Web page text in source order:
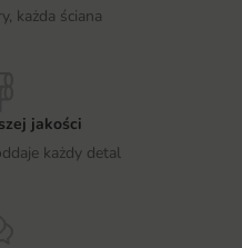
każda ściana
jakości
każdy detal